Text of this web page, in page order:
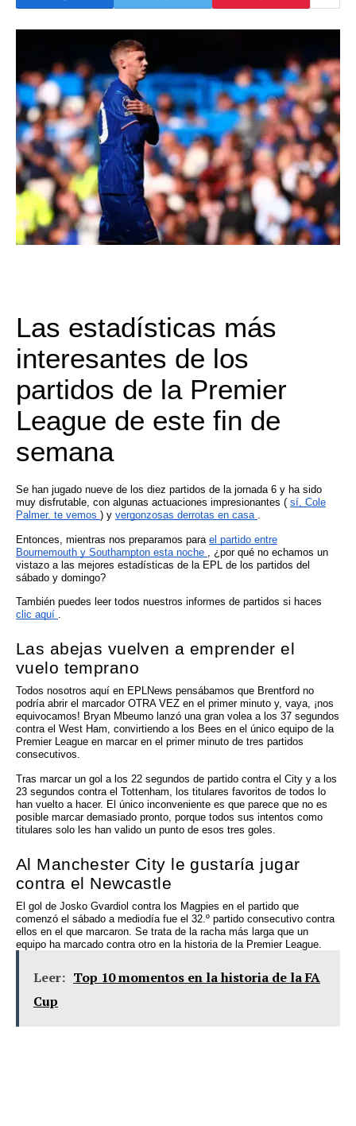
Las estadísticas más
interesantes de los
partidos de la Premier
League de este fin de
semana
Se han jugado nueve de los diez partidos de la jornada 6 y ha sido
muy disfrutable, con algunas actuaciones impresionantes ( sí, Cole
Palmer, te vemos ) y vergonzosas derrotas en casa .
Entonces, mientras nos preparamos para el partido entre
Bournemouth y Southampton esta noche
, ¿por qué no echamos un
vistazo a las mejores estadísticas de la EPL de los partidos del
sábado y domingo?
También puedes leer todos nuestros informes de partidos si haces
clic aquí .
Las abejas vuelven a emprender el
vuelo temprano
Todos nosotros aquí en EPLNews pensábamos que Brentford no
podría abrir el marcador OTRA VEZ en el primer minuto y, vaya, ¡nos
equivocamos! Bryan Mbeumo lanzó una gran volea a los 37 segundos
contra el West Ham, convirtiendo a los Bees en el único equipo de la
Premier League en marcar en el primer minuto de tres partidos
consecutivos.
Tras marcar un gol a los 22 segundos de partido contra el City y a los
23 segundos contra el Tottenham, los titulares favoritos de todos lo
han vuelto a hacer. El único inconveniente es que parece que no es
posible marcar demasiado pronto, porque todos sus intentos como
titulares solo les han valido un punto de esos tres goles.
Al Manchester City le gustaría jugar
contra el Newcastle
El gol de Josko Gvardiol contra los Magpies en el partido que
comenzó el sábado a mediodía fue el 32.º partido consecutivo contra
ellos en el que marcaron. Se trata de la racha más larga que un
equipo ha marcado contra otro en la historia de la Premier League.
Leer: Top 10 momentos en la historia de la FA
Cup